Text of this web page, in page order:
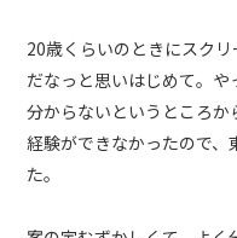
20歳くらいのときにスク
だなっと思いはじめて。
分からないというところか
経験ができなかったので
た。